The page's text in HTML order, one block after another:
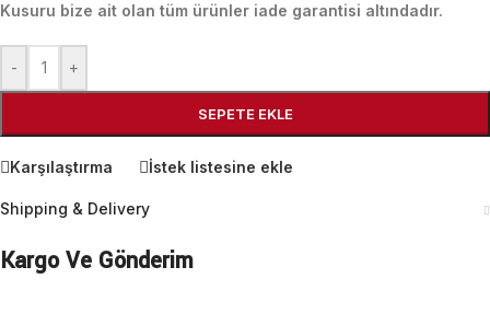
Kusuru bize ait olan tüm ürünler iade garantisi altındadır.
- +
SEPETE EKLE
Karşılaştırma İstek listesine ekle
Shipping & Delivery
Kargo Ve Gönderim